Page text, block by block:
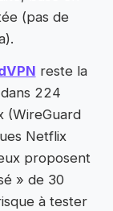
(pas de
reste la
224
(WireGuard
Netflix
proposent
» de 30
à tester